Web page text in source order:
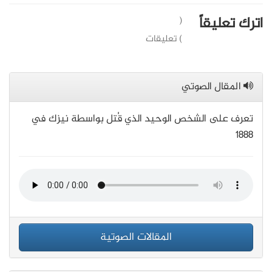
اترك تعليقاً
(
) تعليقات
المقال الصوتي
تعرف على الشخص الوحيد الذي قُتل بواسطة نيزك في
1888
المقالات الصوتية